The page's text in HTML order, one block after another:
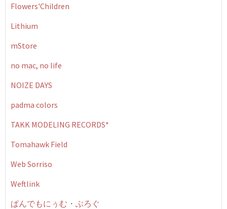
Flowers'Children
Lithium
mStore
no mac, no life
NOIZE DAYS
padma colors
TAKK MODELING RECORDS*
Tomahawk Field
Web Sorriso
Weftlink
ぱんでもにぅむ・ぶろぐ